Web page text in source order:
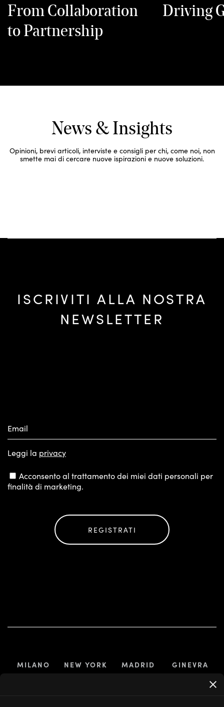
From Collaboration
to Partnership
Driving
News & Insights
Opinioni, brevi articoli, interviste e consigli per chi, come noi, non
smette mai di cercare nuove ispirazioni e nuove soluzioni.
ISCRIVITI ALLA NOSTRA
NEWSLETTER
Email
Leggi la privacy
Acconsento al trattamento dei miei dati personali per
finalità di marketing.
REGISTRATI
MILANO NEW YORK MADRID GINEVRA